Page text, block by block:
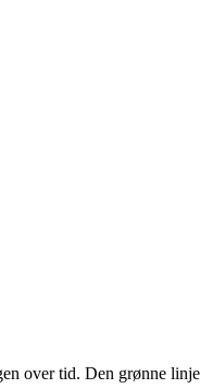
over tid. Den grønne